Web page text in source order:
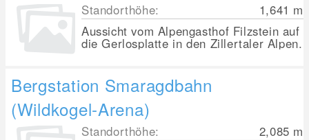
Standorthöhe: 1,641 m
Aussicht vom Alpengasthof Filzstein auf
die Gerlosplatte in den Zillertaler Alpen.
Bergstation Smaragdbahn
(Wildkogel-Arena)
Standorthöhe: 2,085 m